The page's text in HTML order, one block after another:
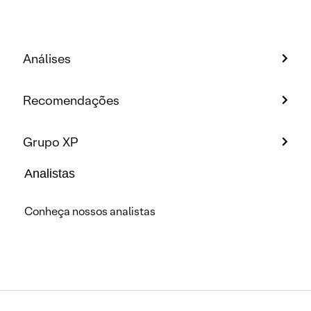
Análises
Recomendações
Grupo XP
Analistas
Conheça nossos analistas